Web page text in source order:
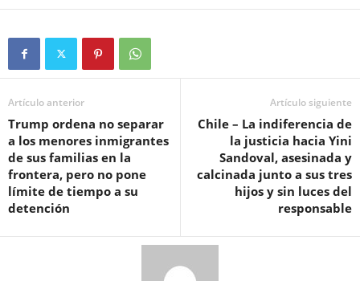
Artículo anterior
Trump ordena no separar
a los menores inmigrantes
de sus familias en la
frontera, pero no pone
límite de tiempo a su
detención
Artículo siguiente
Chile – La indiferencia de
la justicia hacia Yini
Sandoval, asesinada y
calcinada junto a sus tres
hijos y sin luces del
responsable